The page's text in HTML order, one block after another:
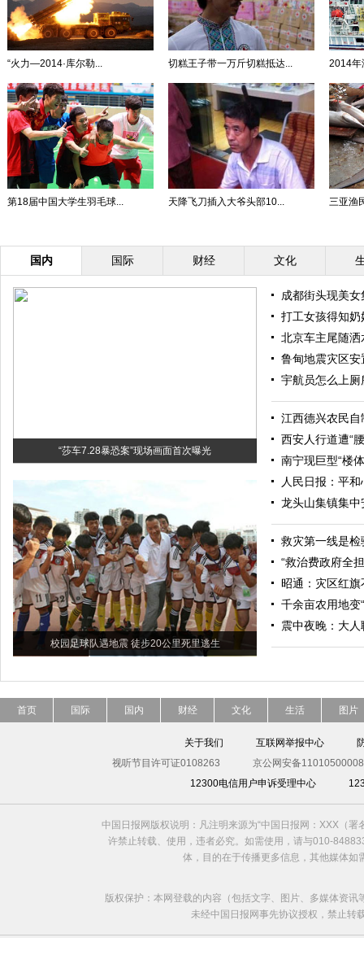
“火力—2014·库尔勒... 切糕王子带一万斤切糕抵达... 2014年
第18届中国大学生羽毛球... 天降飞刀插入大爷头部10... 三亚渔
国内 国际 财经 文化
“莎车7.28暴恐案”现场画面首次曝光
校园足球队遇地震 徒步20公里死里逃生
成都街头现美
打工女孩得知
北京车主尾随洒
鲁甸地震灾区
宇航员怎么上
江西德兴农民自
西安人行道遭“
南宁现巨型“楼
人民日报：平
龙头山集镇集
救灾第一线是检
“救治费政府全
昭通：灾区红
千余亩农用地变
震中夜晚：大
首页 国际 国内 财经 文化 生活 图片
关于我们 互联网举报中心
视听节目许可证0108263
京公网安备
12300电信用户申诉受理中心
中国日报网版权说明：凡注明来源为“中国日报网：XXX（
许禁止转载、使用，违者必究。如需使用，请与010-
体，目的在于传播更多信息，其他媒体
版权保护：本网登载的内容（包括文字、图片、多媒体资
未经中国日报网事先协议授权，禁止转